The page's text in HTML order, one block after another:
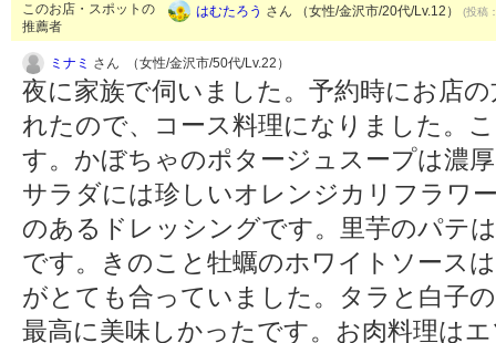
このお店・スポットの
推薦者
はむたろう さん （女性/金沢市/20代/Lv.12） (投稿
ミナミ さん （女性/金沢市/50代/Lv.22）
夜に家族で伺いました。予約時にお店
れたので、コース料理になりました。
す。かぼちゃのポタージュスープは濃
サラダには珍しいオレンジカリフラワ
のあるドレッシングです。里芋のパテ
です。きのこと牡蠣のホワイトソース
がとても合っていました。タラと白子
最高に美味しかったです。お肉料理は